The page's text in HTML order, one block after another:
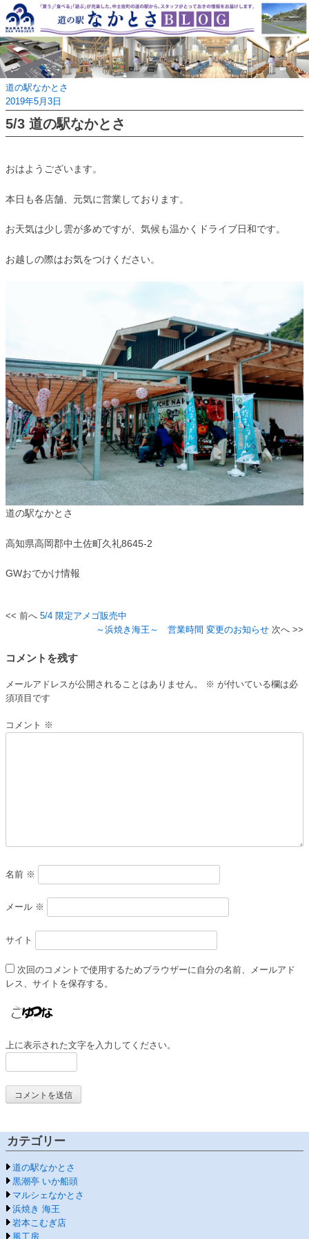
Skip
to
content
道の駅なかとさ
2019年5月3日
5/3 道の駅なかとさ
おはようございます。
本日も各店舗、元気に営業しております。
お天気は少し雲が多めですが、気候も温かくドライブ日和です。
お越しの際はお気をつけください。
道の駅なかとさ
高知県高岡郡中土佐町久礼8645-2
GWおでかけ情報
投
ナ
ビ
ゲ
ー
5/4 限定アメゴ販売中
～浜焼き海王～ 営業時間 変更のお知らせ
コメントを残す
メールアドレスが公開されることはありません。 ※ が付いている欄は必
須項目です
コメント ※
名前 ※
メール ※
サイト
次回のコメントで使用するためブラウザーに自分の名前、メールアド
レス、サイトを保存する。
上に表示された文字を入力してください。
カテゴリー
道の駅なかとさ
黒潮亭 いか船頭
マルシェなかとさ
浜焼き 海王
岩本こむぎ店
風工房